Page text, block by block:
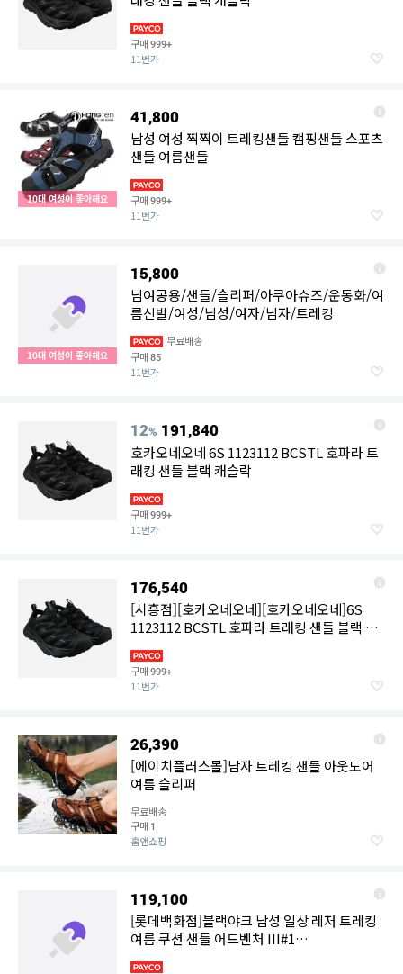
구매999+
11번가
10대 여성이 좋아해요
41,800
남성 여성 찍찍이 트레킹샌들 캠핑샌들 스포츠
샌들 여름샌들
구매999+
11번가
10대 여성이 좋아해요
15,800
남여공용/샌들/슬리퍼/아쿠아슈즈/운동화/여
름신발/여성/남성/여자/남자/트레킹
무료배송
구매85
11번가
12% 191,840
호카오네오네 6S 1123112 BCSTL 호파라 트
래킹 샌들 블랙 캐슬락
구매999+
11번가
176,540
[시흥점][호카오네오네][호카오네오네]6S
1123112 BCSTL 호파라 트래킹 샌들 블랙 캐
구매999+
11번가
26,390
[에이치플러스몰]남자 트레킹 샌들 아웃도어
여름 슬리퍼
무료배송
구매 1
홈앤쇼핑
119,100
[롯데백화점]블랙야크 남성 일상 레저 트레킹
여름 쿠션 샌들 어드벤처 III#1